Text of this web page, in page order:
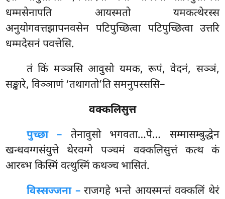
धम्मसेनापति आयस्मतो यमकत्थेरस्स
अनुयोगवत्तझापनवसेन पटिपुच्छित्वा पटिपुच्छित्वा उत्तरि
धम्मदेसनं पवत्तेसि.
तंकिं मञ्ञसि आवुसो यमक, रूपं, वेदनं, सञ्ञं,
सङ्खारे, विञ्ञाणं ‘तथागतो’ति समनुपस्ससि–
वक्कलिसुत्त
पुच्छा – तेनावुसो भगवता…पे… सम्मासम्बुद्धेन
खन्धवग्गसंयुत्ते थेरवग्गे पञ्चमं वक्कलिसुत्तं कत्थ कं
आरब्भ किस्मिं वत्थुस्मिं कथञ्च भासितं.
विस्सज्जना –राजगहे भन्ते आयस्मन्तं वक्कलिं थेरं